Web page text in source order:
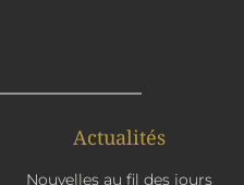
Actualités
Nouvelles au fil des jours